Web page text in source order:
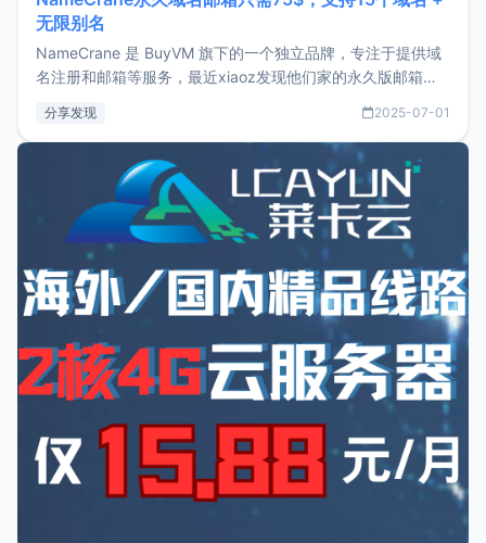
无限别名
NameCrane 是 BuyVM 旗下的一个独立品牌，专注于提供域
名注册和邮箱等服务，最近xiaoz发现他们家的永久版邮箱服
又实惠的域名邮箱，不妨尝试一下 NameCrane。注册
NameCraneNameCrane不支持直接注册，必须要购买
分享发现 2025-07-01